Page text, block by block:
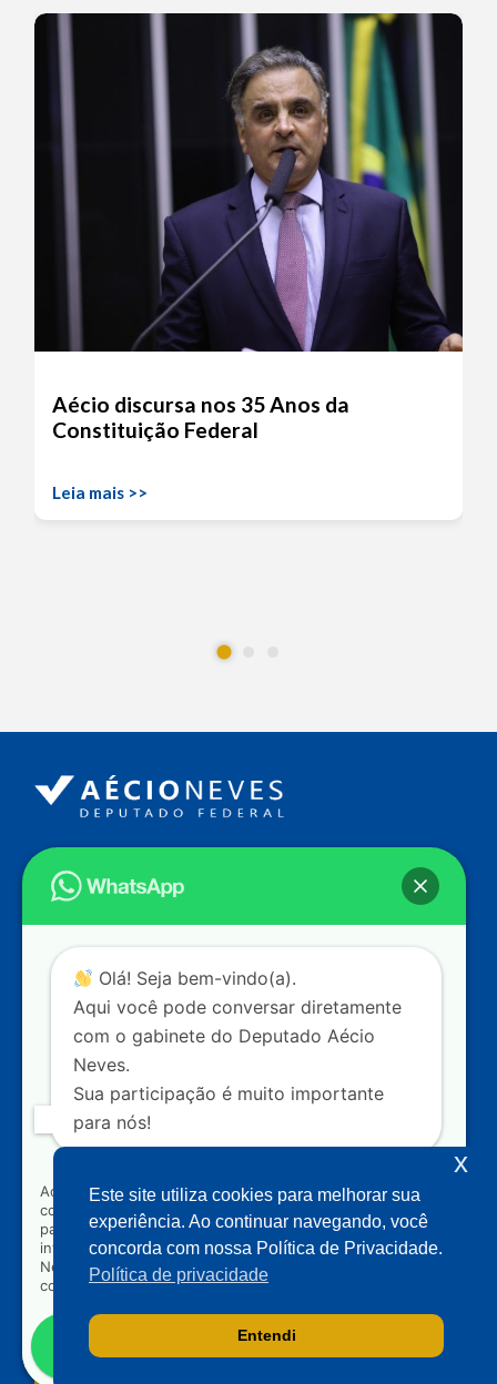
Aécio discursa nos 35 Anos da
Constituição Federal
Leia mais >>
Endereço
Câmara dos Deputados
Ed. Principal, Ala C – Gabinete
Contato
dep.aecioneves@camara.leg.br
+55 (61) 3215-5964
+55 (31) 3261-0121
+55 (31) 97150-0834
Nossas redes
Acompanhe o meu mandato
Olá! Seja bem-vindo(a).
Aqui você pode conversar diretamente
com o gabinete do Deputado Aécio
Neves.
Sua participação é muito importante
para nós!
Ao clicar para iniciar o contato pelo WhatsApp, você
concorda que seus dados serão utilizados exclusivamente
para atendimento relacionado às demandas, sugestões ou
informações referentes ao mandato do Deputado Aécio
Neves. Seus dados serão tratados com sigilo e não serão
compartilhados com terceiros.
Falar com gabinete
Este site utiliza cookies para melhorar sua
experiência. Ao continuar navegando, você
concorda com nossa Política de Privacidade.
Política de privacidade
Entendi
x